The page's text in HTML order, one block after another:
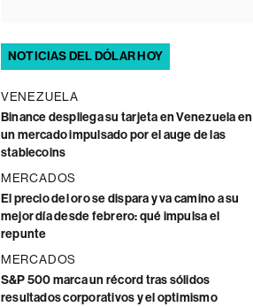
NOTICIAS DEL DÓLAR HOY
VENEZUELA
Binance despliega su tarjeta en Venezuela en
un mercado impulsado por el auge de las
stablecoins
MERCADOS
El precio del oro se dispara y va camino a su
mejor día desde febrero: qué impulsa el
repunte
MERCADOS
S&P 500 marca un récord tras sólidos
resultados corporativos y el optimismo